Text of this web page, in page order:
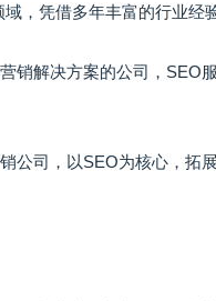
，凭借多年丰富的行业经
销解决方案的公司，SEO
公司，以SEO为核心，拓